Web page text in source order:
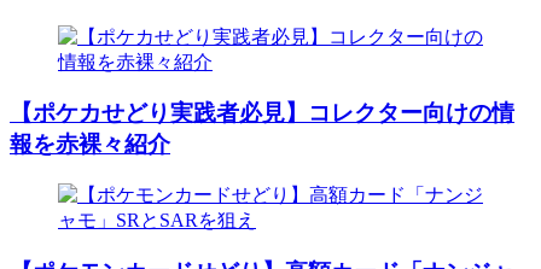
【ポケカせどり実践者必見】コレクター向けの情
報を赤裸々紹介